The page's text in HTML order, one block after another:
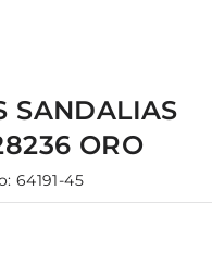
SANDALIAS
ORO
64191-45